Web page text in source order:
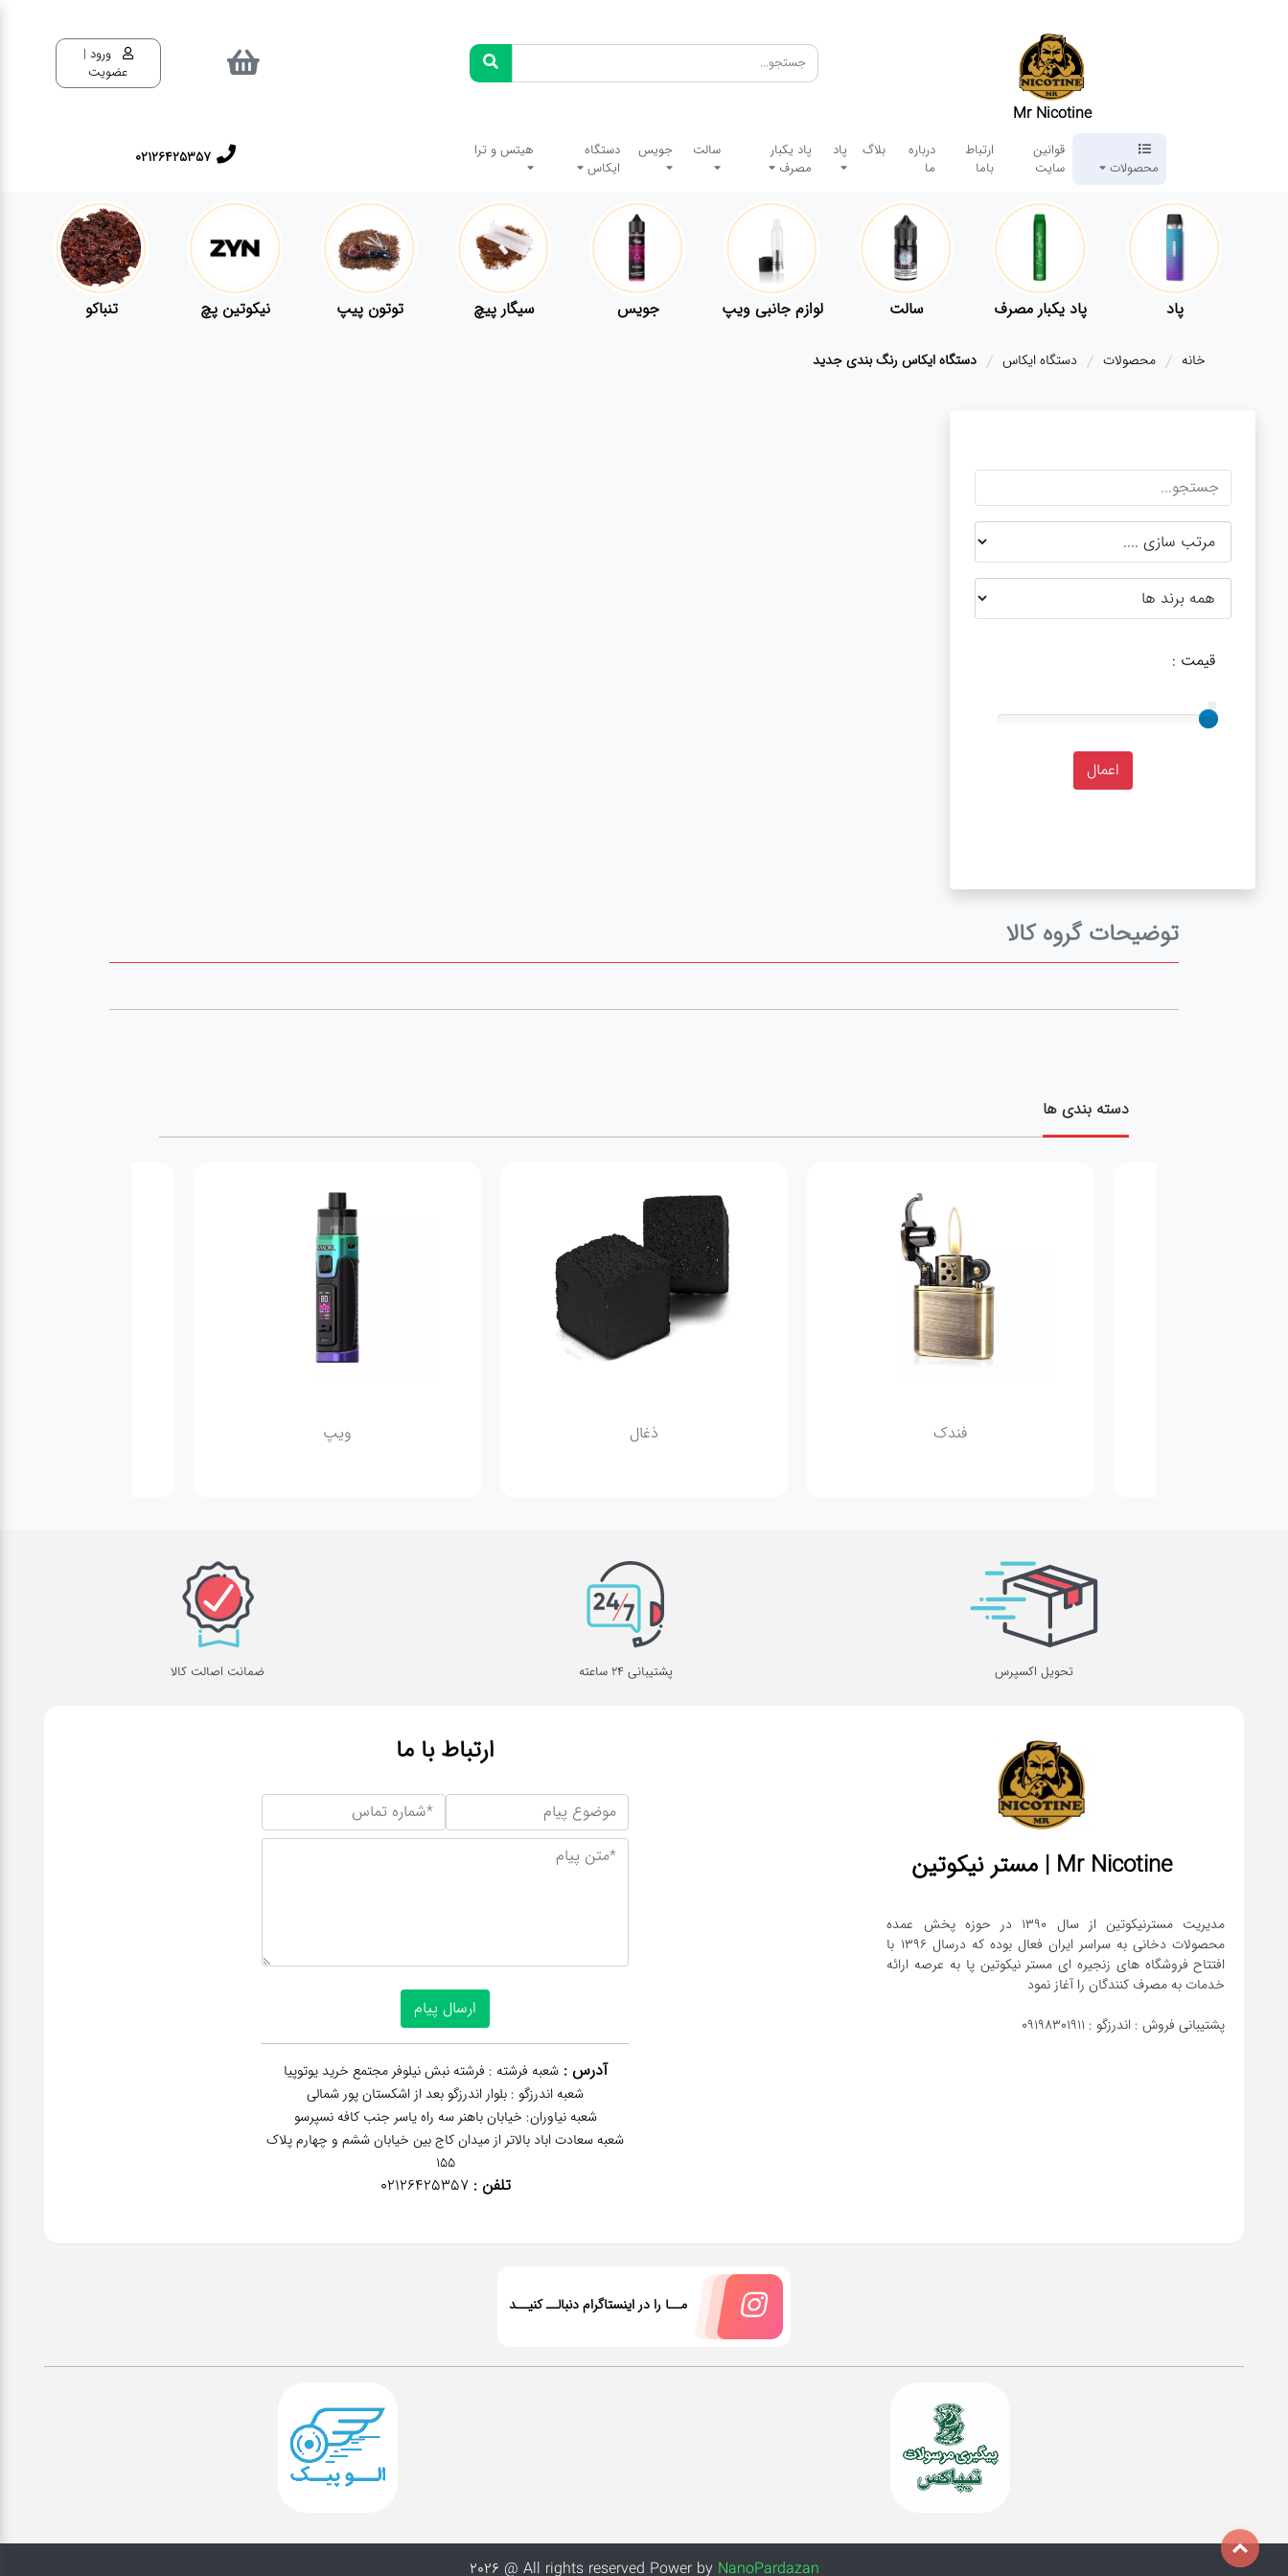
Mr Nicotine
ورود |
عضویت
محصولات
قوانین
سایت
ارتباط
باما
درباره
ما
بلاگ پاد
پاد یکبار
مصرف
سالت جویس
دستگاه
ایکاس
هیتس و ترا 02126425357
پاد پاد یکبار مصرف سالت لوازم جانبی ویپ جویس سیگار پیچ توتون پیپ نیکوتین پچ تنباکو
خانه محصولات دستگاه ایکاس دستگاه ایکاس رنگ بندی جدید
قیمت :
توضیحات گروه کالا
دسته بندی ها
فندک ذغال ویپ
تحویل اکسپرس پشتیبانی 24 ساعته ضمانت اصالت کالا
Mr Nicotine | مستر نیکوتین
مدیریت مسترنیکوتین از سال 1390 در حوزه پخش عمده
محصولات دخانی به سراسر ایران فعال بوده که درسال 1396 با
افتتاح فروشگاه های زنجیره ای مستر نیکوتین پا به عرصه ارائه
پشتیبانی فروش : اندرزگو : 09198301911
ارتباط با ما
آدرس : شعبه فرشته : فرشته نبش نیلوفر مجتمع خرید یوتوپیا
شعبه اندرزگو : بلوار اندرزگو بعد از اشکستان پور شمالی
شعبه نیاوران: خیابان باهنر‌ سه راه یاسر جنب کافه نسپرسو
شعبه سعادت اباد بالاتر از میدان کاج بین خیابان ششم و چهارم پلاک
155
تلفن : 02126425357
مــا را در اینستاگرام دنبالــ کنیــد
2026 @ All rights reserved Power by NanoPardazan